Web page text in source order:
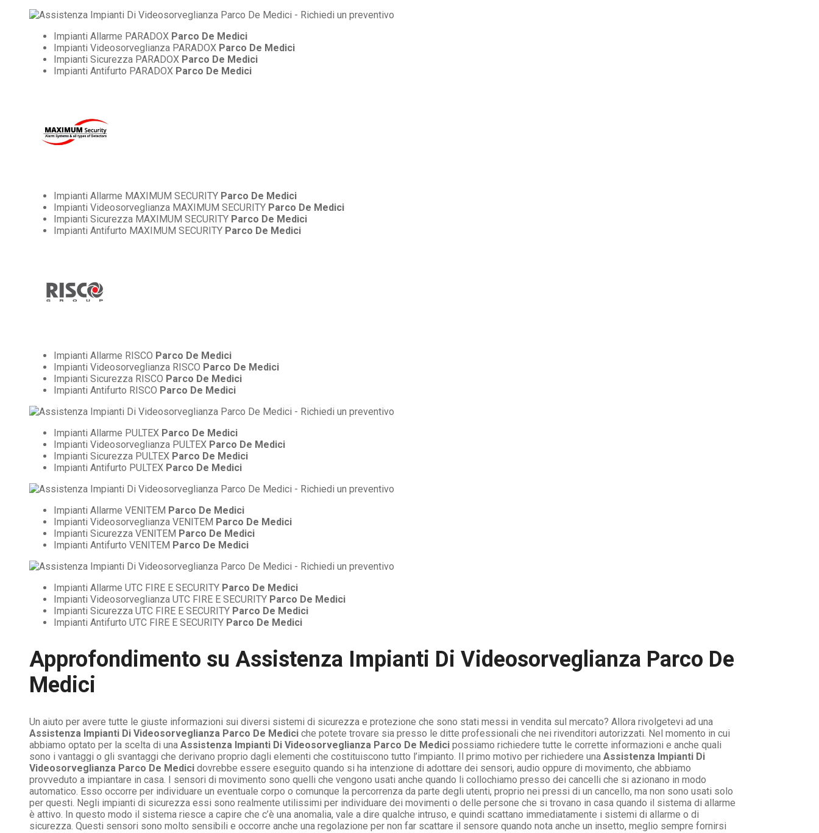
Impianti Allarme PARADOX Parco De Medici
Impianti Videosorveglianza PARADOX Parco De Medici
Impianti Sicurezza PARADOX Parco De Medici
Impianti Antifurto PARADOX Parco De Medici
Impianti Allarme MAXIMUM SECURITY Parco De Medici
Impianti Videosorveglianza MAXIMUM SECURITY Parco De Medici
Impianti Sicurezza MAXIMUM SECURITY Parco De Medici
Impianti Antifurto MAXIMUM SECURITY Parco De Medici
Impianti Allarme RISCO Parco De Medici
Impianti Videosorveglianza RISCO Parco De Medici
Impianti Sicurezza RISCO Parco De Medici
Impianti Antifurto RISCO Parco De Medici
Impianti Allarme PULTEX Parco De Medici
Impianti Videosorveglianza PULTEX Parco De Medici
Impianti Sicurezza PULTEX Parco De Medici
Impianti Antifurto PULTEX Parco De Medici
Impianti Allarme VENITEM Parco De Medici
Impianti Videosorveglianza VENITEM Parco De Medici
Impianti Sicurezza VENITEM Parco De Medici
Impianti Antifurto VENITEM Parco De Medici
Impianti Allarme UTC FIRE E SECURITY Parco De Medici
Impianti Videosorveglianza UTC FIRE E SECURITY Parco De Medici
Impianti Sicurezza UTC FIRE E SECURITY Parco De Medici
Impianti Antifurto UTC FIRE E SECURITY Parco De Medici
Approfondimento su Assistenza Impianti Di Videosorveglianza Parco De
Medici
Un aiuto per avere tutte le giuste informazioni sui diversi sistemi di sicurezza e protezione che sono stati messi in vendita sul mercato? Allora rivolgetevi ad una
Assistenza Impianti Di Videosorveglianza Parco De Medici che potete trovare sia presso le ditte professionali che nei rivenditori autorizzati. Nel momento in cui
abbiamo optato per la scelta di una Assistenza Impianti Di Videosorveglianza Parco De Medici possiamo richiedere tutte le corrette informazioni e anche quali
sono i vantaggi o gli svantaggi che derivano proprio dagli elementi che costituiscono tutto l’impianto. Il primo motivo per richiedere una Assistenza Impianti Di
Videosorveglianza Parco De Medici dovrebbe essere eseguito quando si ha intenzione di adottare dei sensori, audio oppure di movimento, che abbiamo
provveduto a impiantare in casa. I sensori di movimento sono quelli che vengono usati anche quando li collochiamo presso dei cancelli che si azionano in modo
automatico. Esso occorre per individuare un eventuale corpo o comunque la percorrenza da parte degli utenti, proprio nei pressi di un cancello, ma non sono usati solo
per questi. Negli impianti di sicurezza essi sono realmente utilissimi per individuare dei movimenti o delle persone che si trovano in casa quando il sistema di allarme
è attivo. In questo modo il sistema riesce a capire che c’è una anomalia, vale a dire qualche intruso, e quindi scattano immediatamente i sistemi di allarme o di
sicurezza. Questi sensori sono molto sensibili e occorre anche una regolazione per non far scattare il sensore quando nota anche un insetto, meglio sempre fornirsi